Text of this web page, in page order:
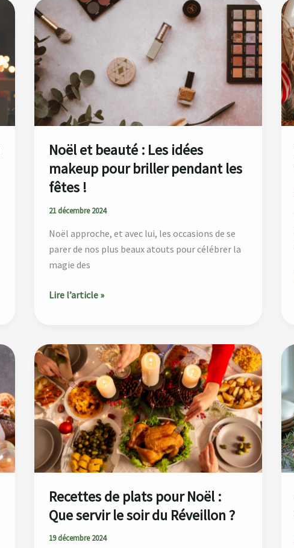
Noël et beauté : Les idées
makeup pour briller pendant les
fêtes !
21 décembre 2024
Noël approche, et avec lui, les occasions de se
parer de nos plus beaux atouts pour célébrer la
magie des
et
beauté
Les
idées
makeup
pour
pendant
fêtes
Lire l’article »
Recettes de plats pour Noël :
Que servir le soir du Réveillon ?
19 décembre 2024
Recettes
de
plats
pour
Noël
:
Que
servir
le
soir
du
Réveillon
?